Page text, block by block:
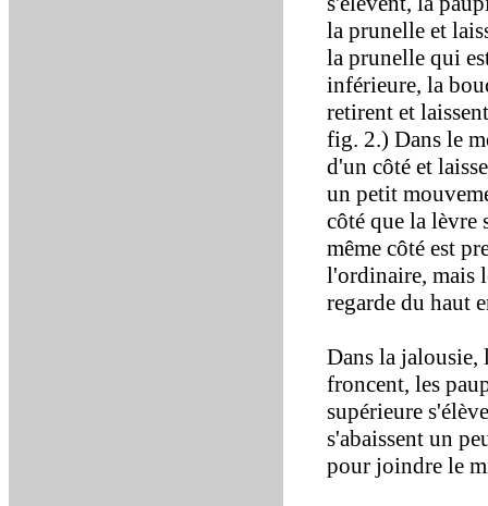
la prunelle et
la prunelle qui
inférieure, la
retirent et
fig. 2.) Dans le
d'un côté et
un petit
côté que la lèvre
même côté est
l'ordinaire, mais
regarde du haut
Dans la jalousie,
froncent, les
supérieure
s'abaissent un
pour joindre le